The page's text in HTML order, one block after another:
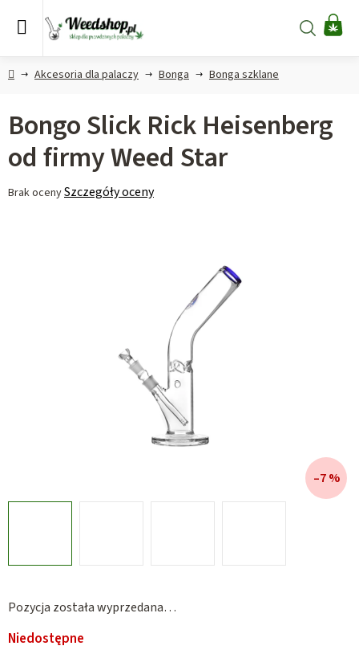
Szukaj
HomeAkcesoria dla palaczy Bonga Bonga szklane
Pozycja została wyprzedana…
Niedostępne
Bongo Slick Rick Heisenberg
od firmy Weed Star
Średnia
Brak ocenySzczegóły oceny
–7 %